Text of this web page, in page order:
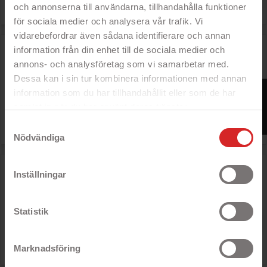
och annonserna till användarna, tillhandahålla funktioner
för sociala medier och analysera vår trafik. Vi
vidarebefordrar även sådana identifierare och annan
information från din enhet till de sociala medier och
annons- och analysföretag som vi samarbetar med.
Dessa kan i sin tur kombinera informationen med annan
information som du har tillhandahållit eller som de har
Nödvändiga
Inställningar
Statistik
Marknadsföring
199 kr
Pris
Varta Longlife alkaliskt 9V batteri (6LR61)
35 kr
